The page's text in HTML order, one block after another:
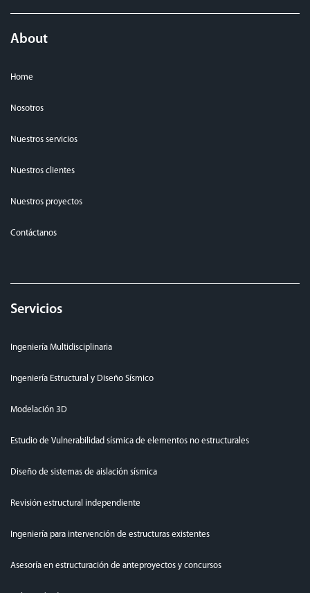
About
Home
Nosotros
Nuestros servicios
Nuestros clientes
Nuestros proyectos
Contáctanos
Servicios
Ingeniería Multidisciplinaria
Ingeniería Estructural y Diseño Sísmico
Modelación 3D
Estudio de Vulnerabilidad sísmica de elementos no estructurales
Diseño de sistemas de aislación sísmica
Revisión estructural independiente
Ingeniería para intervención de estructuras existentes
Asesoría en estructuración de anteproyectos y concursos